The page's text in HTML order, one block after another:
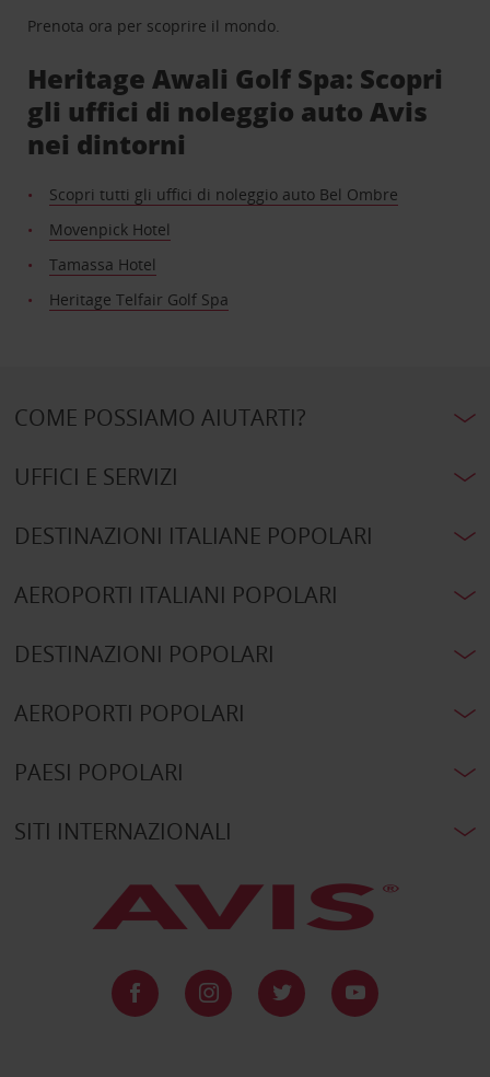
Prenota ora per scoprire il mondo.
Heritage Awali Golf Spa: Scopri
gli uffici di noleggio auto Avis
nei dintorni
Scopri tutti gli uffici di noleggio auto Bel Ombre
Movenpick Hotel
Tamassa Hotel
Heritage Telfair Golf Spa
COME POSSIAMO AIUTARTI?
UFFICI E SERVIZI
DESTINAZIONI ITALIANE POPOLARI
AEROPORTI ITALIANI POPOLARI
DESTINAZIONI POPOLARI
AEROPORTI POPOLARI
PAESI POPOLARI
SITI INTERNAZIONALI